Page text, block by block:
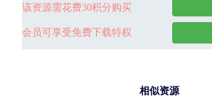
该资源需花费30积分购买
会员可享受免费下载特权
相似资源